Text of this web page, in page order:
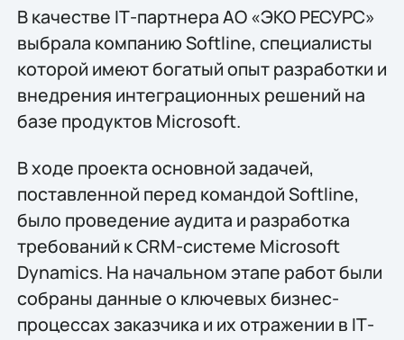
В качестве IТ-партнера АО «ЭКО РЕСУРС»
выбрала компанию Softline, специалисты
которой имеют богатый опыт разработки и
внедрения интеграционных решений на
базе продуктов Microsoft.
В ходе проекта основной задачей,
поставленной перед командой Softline,
было проведение аудита и разработка
требований к CRM-системе Microsoft
Dynamics. На начальном этапе работ были
собраны данные о ключевых бизнес-
процессах заказчика и их отражении в IТ-